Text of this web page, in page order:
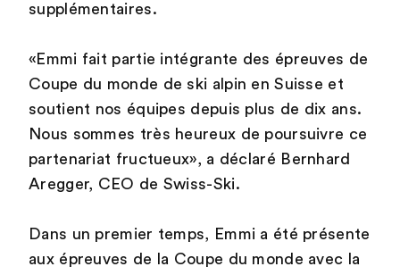
supplémentaires.
«Emmi fait partie intégrante des épreuves de
Coupe du monde de ski alpin en Suisse et
soutient nos équipes depuis plus de dix ans.
Nous sommes très heureux de poursuivre ce
partenariat fructueux», a déclaré Bernhard
Aregger, CEO de Swiss-Ski.
Dans un premier temps, Emmi a été présente
aux épreuves de la Coupe du monde avec la